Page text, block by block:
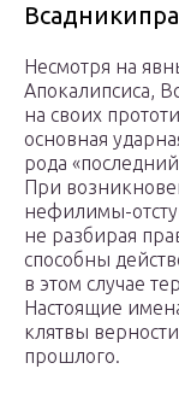
Несмотря на
Апокалипсиса,
на своих
основная
рода
При
нефилимы-
не разбирая
способны
в этом случае
Настоящие
клятвы
прошлого.